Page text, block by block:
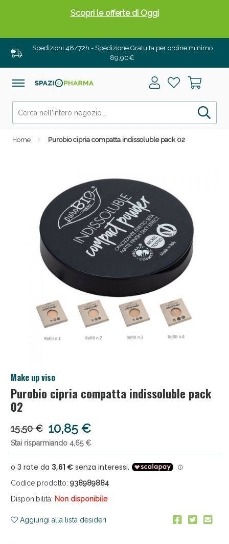
Spedizioni 48/72h - Spedizione Gratuita per ordine minimo
89,90€
Home Purobio cipria compatta indissoluble pack 02
Make up viso
Purobio cipria compatta indissoluble pack
02
15,50 € 10,85 €
Stai risparmiando 4,65 €
Codice prodotto: 938989884
Disponibilità: Non disponibile
Aggiungi alla lista desideri
Scopri le offerte di Oggi
Drenanti e Pancia Piatta: Sconti fino al 55% validi
solo per OGGI!
Salini e Multivitaminici: oggi Sconto extra fino al